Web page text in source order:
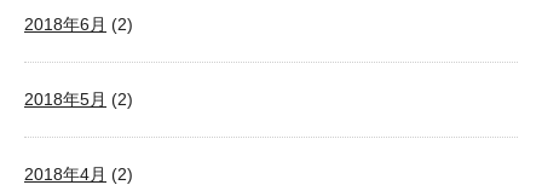
2018年6月 (2)
2018年5月 (2)
2018年4月 (2)